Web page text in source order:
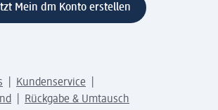
Mein dm Konto erstellen
Kundenservice
Rückgabe & Umtausch